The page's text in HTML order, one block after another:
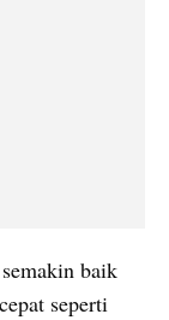
baik
seperti